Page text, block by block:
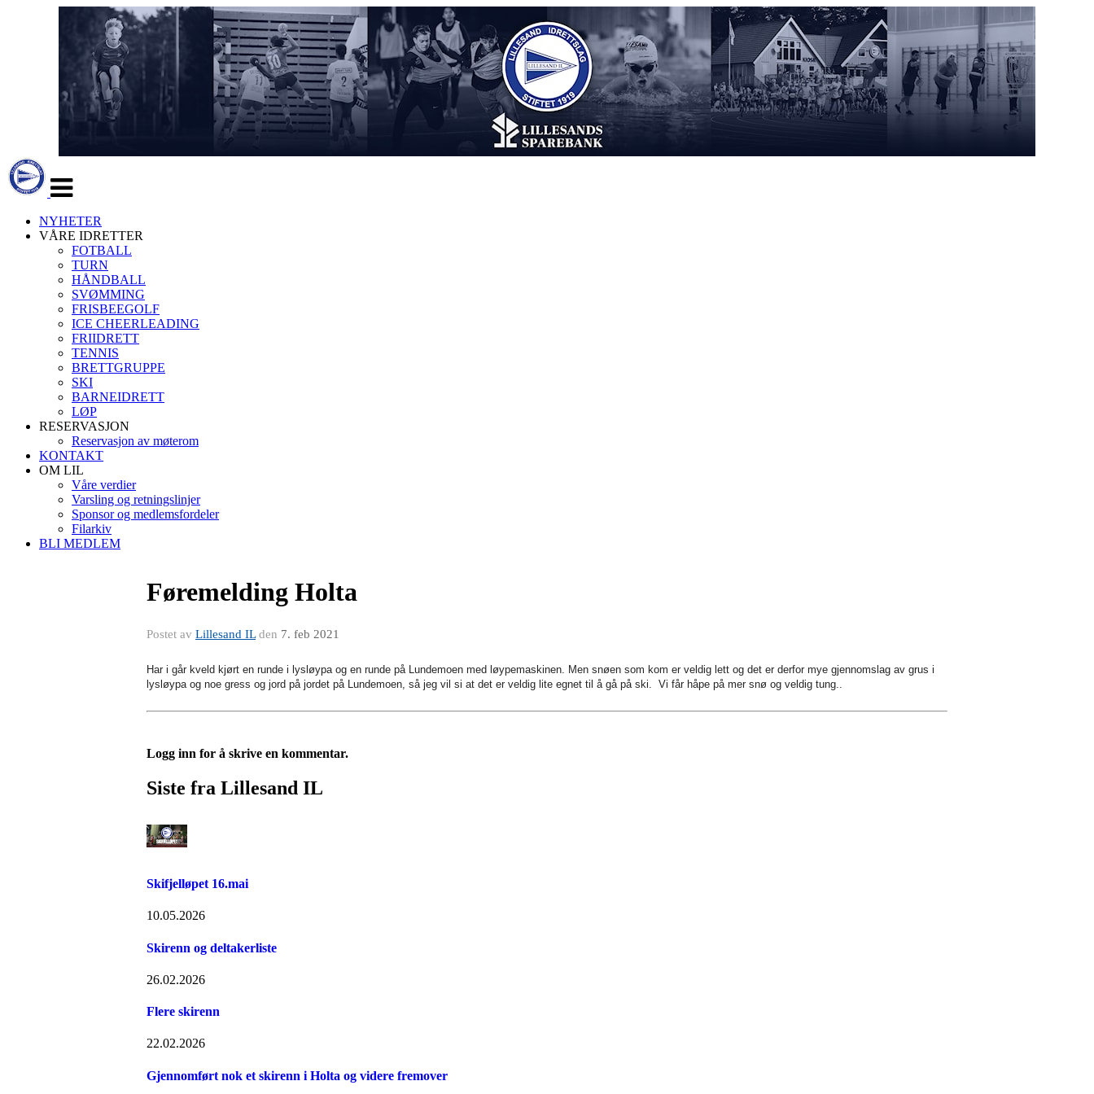
navigasjon
NYHETER
VÅRE IDRETTER
FOTBALL
TURN
HÅNDBALL
SVØMMING
FRISBEEGOLF
ICE CHEERLEADING
FRIIDRETT
TENNIS
BRETTGRUPPE
SKI
BARNEIDRETT
LØP
RESERVASJON
Reservasjon av møterom
KONTAKT
OM LIL
Våre verdier
Varsling og retningslinjer
Sponsor og medlemsfordeler
Filarkiv
BLI MEDLEM
Føremelding Holta
Postet av Lillesand ILden 7. feb 2021
Har i går kveld kjørt en runde i lysløypa og en runde på Lundemoen med løypemaskinen. Men snøen som kom er veldig lett og det er derfor mye gjennomslag av grus i
lysløypa og noe gress og jord på jordet på Lundemoen, så jeg vil si at det er veldig lite egnet til å gå på ski. Vi får håpe på mer snø og veldig tung..
Logg inn for å skrive en kommentar.
Siste fra Lillesand IL
Skifjelløpet 16.mai
10.05.2026
Skirenn og deltakerliste
26.02.2026
Flere skirenn
22.02.2026
Gjennomført nok et skirenn i Holta og videre fremover